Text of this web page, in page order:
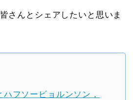
さんとシェアしたいと思いま
フソービョルンソン，